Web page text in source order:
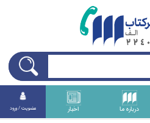
درباره ما اخبار عضويت / ورود